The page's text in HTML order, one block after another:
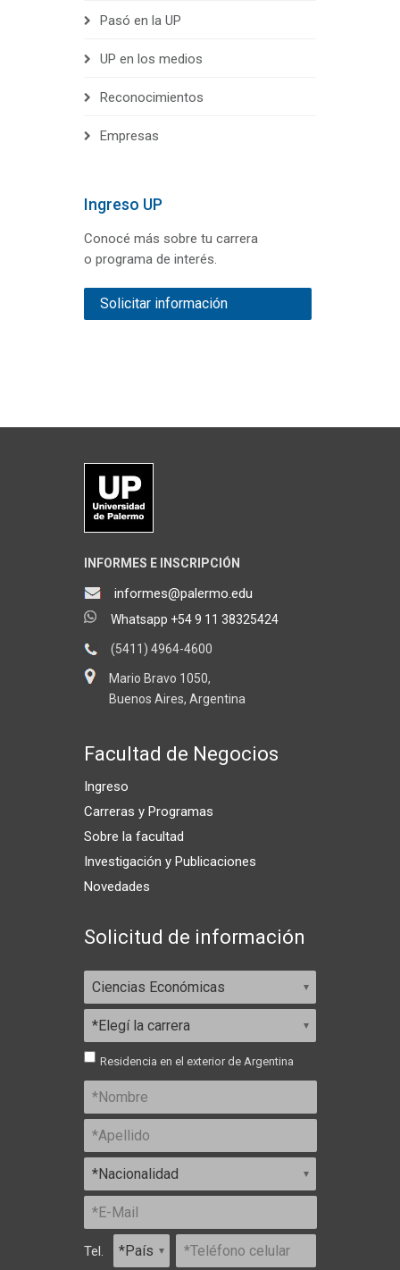
Pasó en la UP
UP en los medios
Reconocimientos
Empresas
Ingreso UP
Conocé más sobre tu carrera
o programa de interés.
Solicitar información
INFORMES E INSCRIPCIÓN
informes@palermo.edu
Whatsapp +54 9 11 38325424
(5411) 4964-4600
Mario Bravo 1050,
Buenos Aires, Argentina
Facultad de Negocios
Ingreso
Carreras y Programas
Sobre la facultad
Investigación y Publicaciones
Novedades
Solicitud de información
Residencia en el exterior de Argentina
Tel.